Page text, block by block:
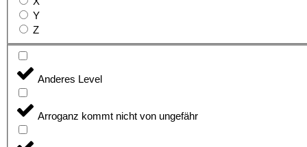
Y
Z
Anderes Level
Arroganz kommt nicht von ungefähr